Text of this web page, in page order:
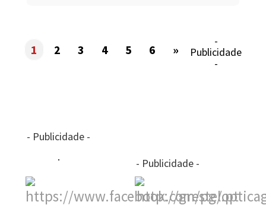
1 2 3 4 5 6 »
-
Publicidade
-
- Publicidade -
- Publicidade -